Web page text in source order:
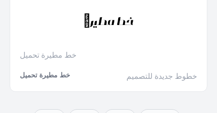
خط مطيرة تحميل
خط مطيرة تحميل خطوط جديدة للتصميم